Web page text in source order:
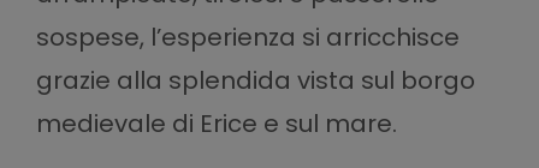
sospese, l’esperienza si arricchisce
grazie alla splendida vista sul borgo
medievale di Erice e sul mare.